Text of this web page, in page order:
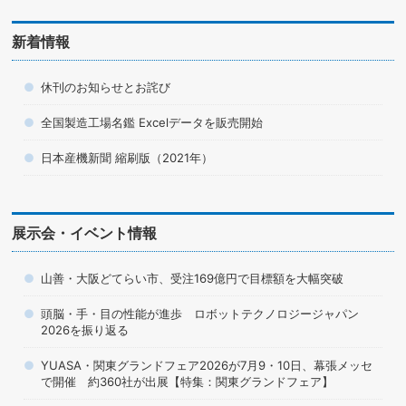
新着情報
休刊のお知らせとお詫び
全国製造工場名鑑 Excelデータを販売開始
日本産機新聞 縮刷版（2021年）
展示会・イベント情報
山善・大阪どてらい市、受注169億円で目標額を大幅突破
頭脳・手・目の性能が進歩 ロボットテクノロジージャパン
2026を振り返る
YUASA・関東グランドフェア2026が7月9・10日、幕張メッセ
で開催 約360社が出展【特集：関東グランドフェア】